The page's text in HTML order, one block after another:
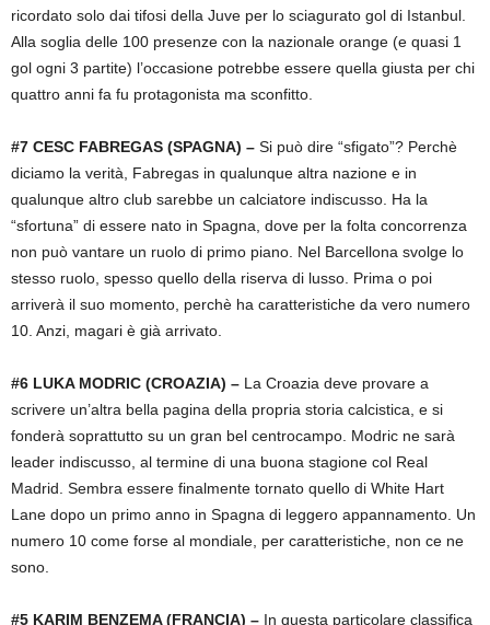
ricordato solo dai tifosi della Juve per lo sciagurato gol di Istanbul.
Alla soglia delle 100 presenze con la nazionale orange (e quasi 1
gol ogni 3 partite) l’occasione potrebbe essere quella giusta per chi
quattro anni fa fu protagonista ma sconfitto.
#7 CESC FABREGAS (SPAGNA) – Si può dire “sfigato”? Perchè
diciamo la verità, Fabregas in qualunque altra nazione e in
qualunque altro club sarebbe un calciatore indiscusso. Ha la
“sfortuna” di essere nato in Spagna, dove per la folta concorrenza
non può vantare un ruolo di primo piano. Nel Barcellona svolge lo
stesso ruolo, spesso quello della riserva di lusso. Prima o poi
arriverà il suo momento, perchè ha caratteristiche da vero numero
10. Anzi, magari è già arrivato.
#6 LUKA MODRIC (CROAZIA) – La Croazia deve provare a
scrivere un’altra bella pagina della propria storia calcistica, e si
fonderà soprattutto su un gran bel centrocampo. Modric ne sarà
leader indiscusso, al termine di una buona stagione col Real
Madrid. Sembra essere finalmente tornato quello di White Hart
Lane dopo un primo anno in Spagna di leggero appannamento. Un
numero 10 come forse al mondiale, per caratteristiche, non ce ne
sono.
#5 KARIM BENZEMA (FRANCIA) – In questa particolare classifica